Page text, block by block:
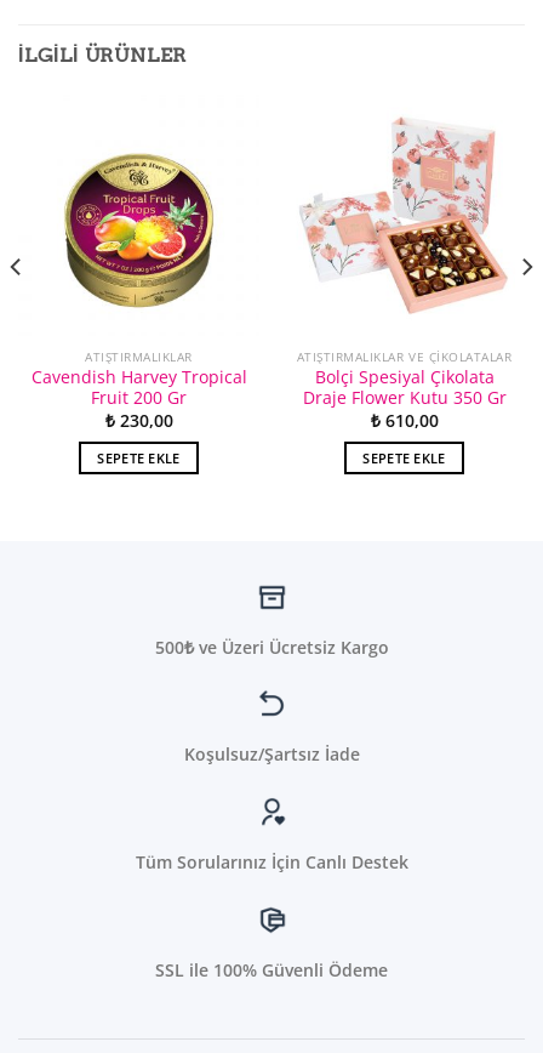
İLGILI ÜRÜNLER
ATIŞTIRMALIKLAR
Cavendish Harvey Tropical
Fruit 200 Gr
₺230,00
SEPETE EKLE
ATIŞTIRMALIKLAR VE ÇIKOLATALAR
Bolçi Spesiyal Çikolata
Draje Flower Kutu 350 Gr
₺610,00
SEPETE EKLE
500₺ ve Üzeri Ücretsiz Kargo
Koşulsuz/Şartsız İade
Tüm Sorularınız İçin Canlı Destek
SSL ile 100% Güvenli Ödeme